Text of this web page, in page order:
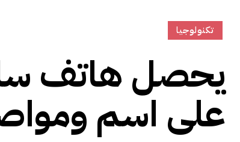
تكنولوجيا
يحصل هاتف
على اسم